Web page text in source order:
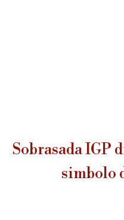
Sobrasada IGP
simbolo